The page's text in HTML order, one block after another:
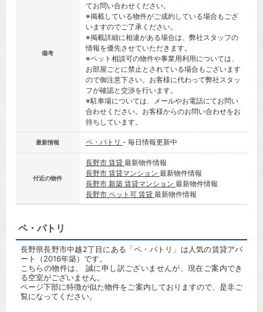
備考
てお問い合わせください。
※掲載している物件がご成約している場合もござ
いますのでご了承ください。
※掲載詳細に相違がある場合は、弊社スタッフの
情報を優先させていただきます。
※ペット相談可の物件や事業用利用については、
お部屋ごとに禁止とされている場合もございます
ので御注意下さい。お客様に代わって弊社スタッ
フが確認と交渉を行います。
※駐車場については、メールやお電話にてお問い
合わせください。お客様からのお問い合わせをお
待ちしています。
最新情報 ペ・パトリ - 毎日情報更新中
付近の物件
長野市 賃貸 最新物件情報
長野市 賃貸マンション 最新物件情報
長野市 新築 賃貸マンション 最新物件情報
長野市 ペット可 賃貸 最新物件情報
ペ・パトリ
長野県長野市中越2丁目にある「ペ・パトリ」は人気の賃貸アパ
ート（2016年築）です。
こちらの物件は、 誠に申し訳ございませんが、現在ご案内でき
る空室がございません。
ページ下部に特徴が似た物件をご案内しておりますので、是非ご
覧になってください。